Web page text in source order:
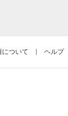
について ヘルプ